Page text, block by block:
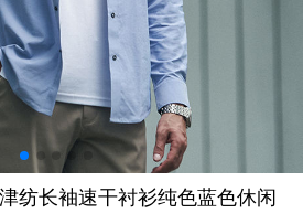
纺长袖速干衬衫纯色蓝色休闲